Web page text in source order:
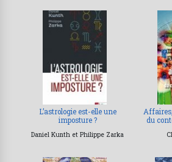
L’astrologie est-elle une
imposture ?
Daniel Kunth et Philippe Zarka
du